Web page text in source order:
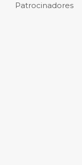
Patrocinadores